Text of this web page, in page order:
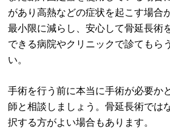
があり高熱などの症状を起こす場合
最小限に減らし、安心して骨延長術
できる病院やクリニックで診てもら
い。
手術を行う前に本当に手術が必要か
師と相談しましょう。骨延長術では
択する方がよい場合もあります。